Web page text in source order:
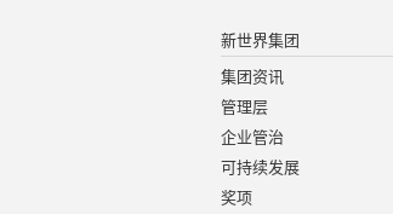
新世界集团
集团资讯
管理层
企业管治
可持续发展
奖项